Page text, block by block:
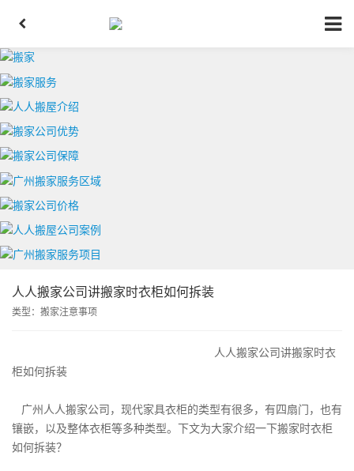
人人搬家公司讲搬家时衣柜如何拆装
类型： 搬家注意事项
人人搬家公司讲搬家时衣
柜如何拆装
广州人人搬家公司，现代家具衣柜的类型有很多，有四扇门，也有
镶嵌，以及整体衣柜等多种类型。下文为大家介绍一下搬家时衣柜
如何拆装？